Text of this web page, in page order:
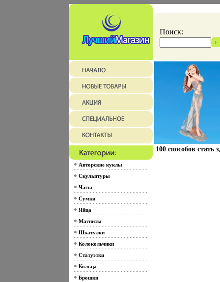
Поиск:
Авторские куклы
Скульптуры
Часы
Сумки
Яйца
Магниты
Шкатулки
Колокольчики
Статуэтки
Кольца
Брошки
100 способов